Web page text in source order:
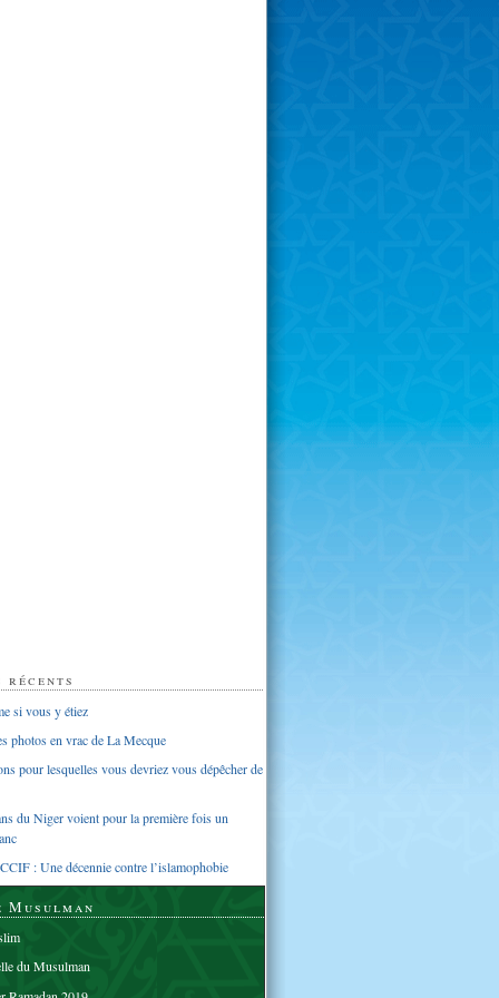
si vous y étiez
photos en vrac de La Mecque
pour lesquelles vous devriez vous dépêcher de
du Niger voient pour la première fois un
: Une décennie contre l’islamophobie
Musulman
du Musulman